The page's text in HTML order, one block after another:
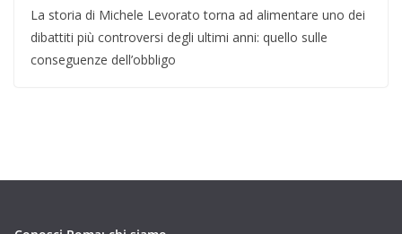
La storia di Michele Levorato torna ad alimentare uno dei
dibattiti più controversi degli ultimi anni: quello sulle
conseguenze dell’obbligo